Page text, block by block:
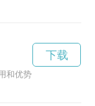
和优势，以及如何选
下载